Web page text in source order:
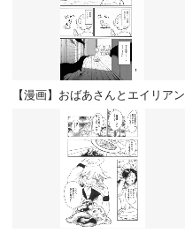
【漫画】おばあさんとエイリアン